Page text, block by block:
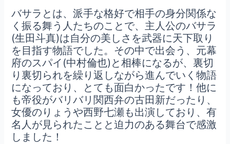
バサラとは、派手な格好で相手の身分関係な
く振る舞う人たちのことで、主人公のバサラ
(生田斗真)は自分の美しさを武器に天下取り
を目指す物語でした。その中で出会う、元幕
府のスパイ(中村倫也)と相棒になるが、裏切
り裏切られを繰り返しながら進んでいく物語
になっており、とても面白かったです！他に
も帝役がバリバリ関西弁の古田新だったり、
女優のりょうや西野七瀬も出演しており、有
名人が見られたことと迫力のある舞台で感激
しました！